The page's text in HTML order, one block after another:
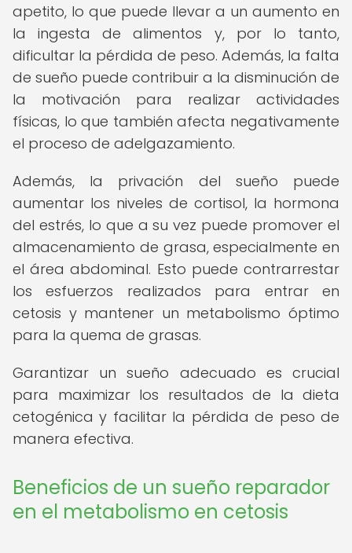
apetito, lo que puede llevar a un aumento en
la ingesta de alimentos y, por lo tanto,
dificultar la pérdida de peso. Además, la falta
de sueño puede contribuir a la disminución de
la motivación para realizar actividades
físicas, lo que también afecta negativamente
el proceso de adelgazamiento.
Además, la privación del sueño puede
aumentar los niveles de cortisol, la hormona
del estrés, lo que a su vez puede promover el
almacenamiento de grasa, especialmente en
el área abdominal. Esto puede contrarrestar
los esfuerzos realizados para entrar en
cetosis y mantener un metabolismo óptimo
para la quema de grasas.
Garantizar un sueño adecuado es crucial
para maximizar los resultados de la dieta
cetogénica y facilitar la pérdida de peso de
manera efectiva.
Beneficios de un sueño reparador
en el metabolismo en cetosis